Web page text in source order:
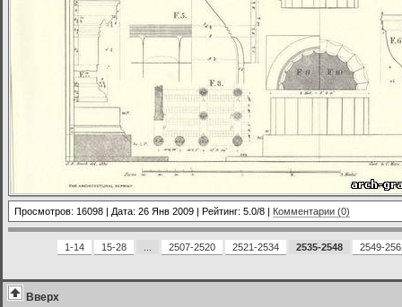
Просмотров: 16098 | Дата: 26 Янв 2009 | Рейтинг: 5.0/8 | Комментарии (0)
1-14 15-28 2507-2520 2521-2534 2535-2548 2549-
Вверх